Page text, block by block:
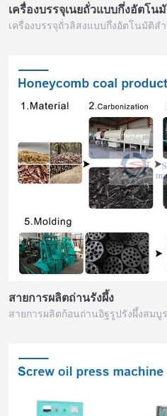
เครื่องบรรจุเนยถั่วแบบกึ่งอัตโน
เครื่องบรรจุถั่วลิสงแบบกึ่งอัตโนมัติส
สายการผลิตถ่านรังผึ้ง
สายการผลิตก้อนถ่านอิฐรูปรังผึ้งสม